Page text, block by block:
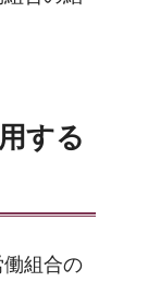
する
組合の